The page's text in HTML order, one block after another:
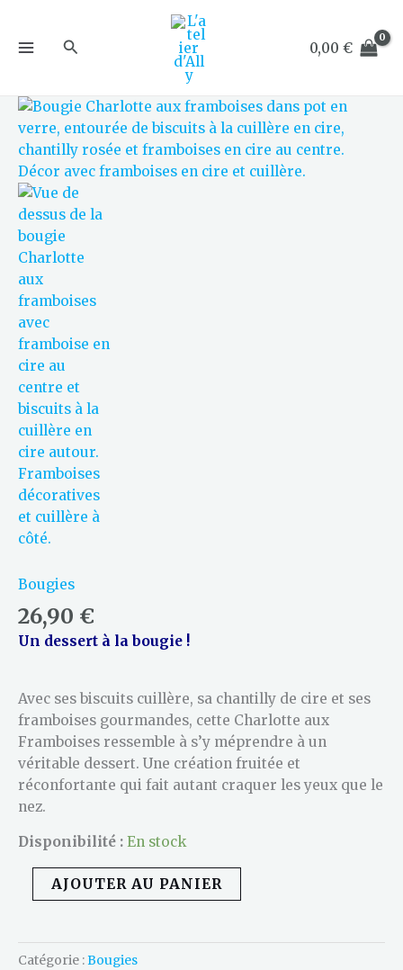
contenu
Rechercher 0,00 €
Bougies
26,90 €
Un dessert à la bougie !
Avec ses biscuits cuillère, sa chantilly de cire et ses
framboises gourmandes, cette Charlotte aux
Framboises ressemble à s’y méprendre à un
véritable dessert. Une création fruitée et
réconfortante qui fait autant craquer les yeux que le
nez.
Disponibilité : En stock
quantité
de
Charlotte
aux
Framboises
AJOUTER AU PANIER
Catégorie :Bougies